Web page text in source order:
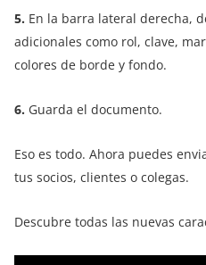
5. En la barra lateral derecha,
adicionales como rol, clave,
colores de borde y fondo.
6. Guarda el documento.
Eso es todo. Ahora puedes
tus socios, clientes o colegas.
Descubre todas las nuevas